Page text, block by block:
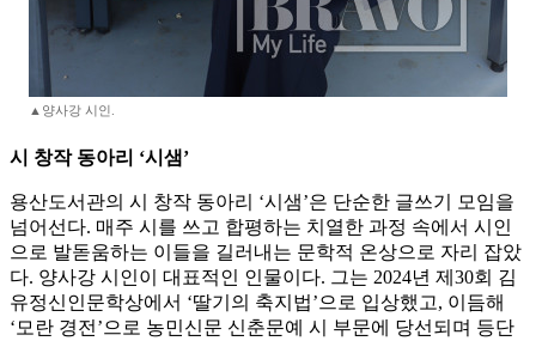
▲양사강 시인.
시 창작 동아리 ‘시샘’
용산도서관의 시 창작 동아리 ‘시샘’은 단순한 글쓰기 모임을
넘어선다. 매주 시를 쓰고 합평하는 치열한 과정 속에서 시인
으로 발돋움하는 이들을 길러내는 문학적 온상으로 자리 잡았
다. 양사강 시인이 대표적인 인물이다. 그는 2024년 제30회 김
유정신인문학상에서 ‘딸기의 축지법’으로 입상했고, 이듬해
‘모란 경전’으로 농민신문 신춘문예 시 부문에 당선되며 등단